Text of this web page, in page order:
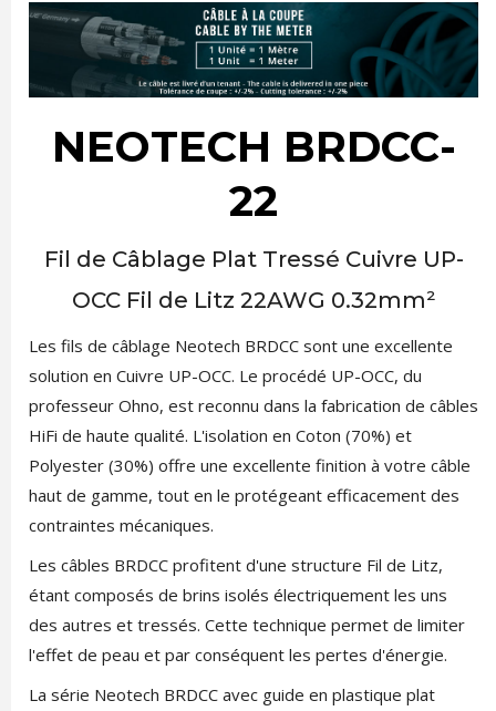
NEOTECH BRDCC-
22
Fil de Câblage Plat Tressé Cuivre UP-
OCC Fil de Litz 22AWG 0.32mm²
Les fils de câblage Neotech BRDCC sont une excellente
solution en Cuivre UP-OCC. Le procédé UP-OCC, du
professeur Ohno, est reconnu dans la fabrication de câbles
HiFi de haute qualité. L'isolation en Coton (70%) et
Polyester (30%) offre une excellente finition à votre câble
haut de gamme, tout en le protégeant efficacement des
contraintes mécaniques.
Les câbles BRDCC profitent d'une structure Fil de Litz,
étant composés de brins isolés électriquement les uns
des autres et tressés. Cette technique permet de limiter
l'effet de peau et par conséquent les pertes d'énergie.
La série Neotech BRDCC avec guide en plastique plat